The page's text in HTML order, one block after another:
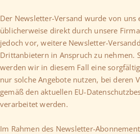
Der Newsletter-Versand wurde von
üblicherweise direkt durch unsere
jedoch vor, weitere Newsletter-
Drittanbietern in Anspruch zu nehmen.
werden wir in diesem Fall eine
nur solche Angebote nutzen, bei deren
gemäß den aktuellen EU-
verarbeitet werden.
Im Rahmen des Newsletter-